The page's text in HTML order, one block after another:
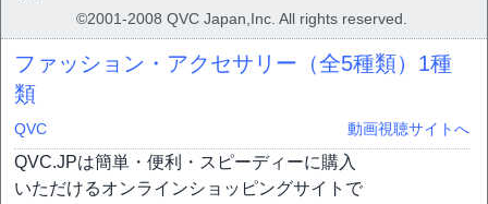
©2001-2008 QVC Japan,Inc. All rights reserved.
ファッション・アクセサリー（全5種類） 1種
類
QVC 動画視聴サイトへ
QVC.JPは簡単・便利・スピーディーに購入
いただけるオンラインショッピングサイトで